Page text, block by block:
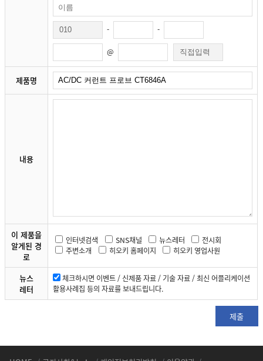
- -
@
제품명
내용
이 제품을
알게된 경
로
인터넷검색 SNS채널 뉴스레터
전시회
주변소개
히오키 홈페이지 히오키 영업사원
뉴스
레터
체크하시면 이벤트 / 신제품 자료 / 기술 자료 / 최신 어플리케이션
활용사례집 등의 자료를 보내드립니다.
제출